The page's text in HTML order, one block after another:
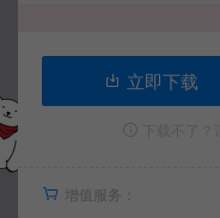
立即下载
增值服务：